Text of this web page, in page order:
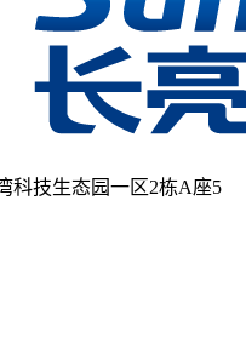
科技生态园一区2栋A座5